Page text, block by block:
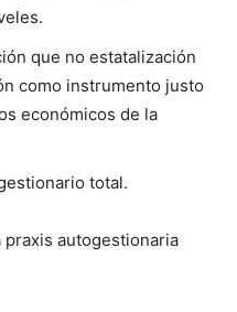
que no estatalización
como instrumento justo
económicos de la
total.
autogestionaria